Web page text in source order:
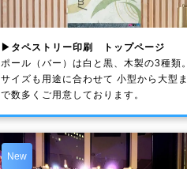
▶タペストリー印刷 トップページ
ポール（バー）は白と黒、木製の3種類。
サイズも用途に合わせて 小型から大型ま
で数多くご用意しております。
New